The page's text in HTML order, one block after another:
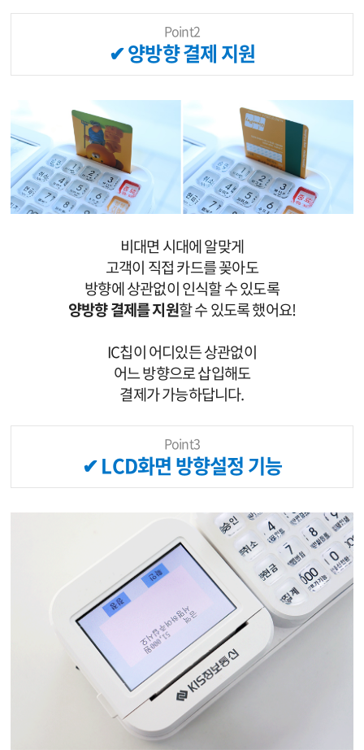
Point2
✔ 양방향 결제 지원
비대면 시대에 알맞게
고객이 직접 카드를 꽂아도
방향에 상관없이 인식할 수 있도록
양방향 결제를 지원할 수 있도록 했어요!
IC칩이 어디있든 상관없이
어느 방향으로 삽입해도
결제가 가능하답니다.
Point3
✔ LCD화면 방향설정 기능